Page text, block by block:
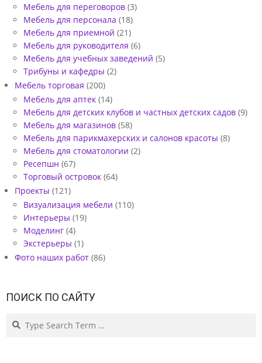
Мебель для переговоров (3)
Мебель для персонала (18)
Мебель для приемной (21)
Мебель для руководителя (6)
Мебель для учебных заведений (5)
Трибуны и кафедры (2)
Мебель торговая (200)
Мебель для аптек (14)
Мебель для детских клубов и частных детских садов (9)
Мебель для магазинов (58)
Мебель для парикмахерских и салонов красоты (8)
Мебель для стоматологии (2)
Ресепшн (67)
Торговый островок (64)
Проекты (121)
Визуализация мебели (110)
Интерьеры (19)
Моделинг (4)
Экстерьеры (1)
Фото наших работ (86)
ПОИСК ПО САЙТУ
Search